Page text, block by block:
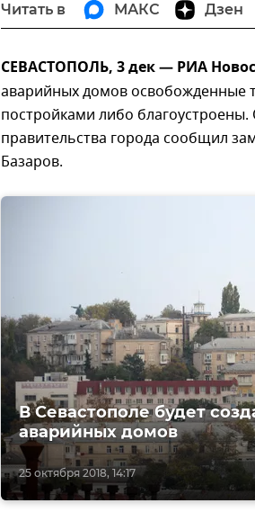
Читать в МАКС Дзен
СЕВАСТОПОЛЬ, 3 дек — РИА
аварийных домов освобожденные
постройками либо
правительства города сообщил
Базаров.
25 октября 2018, 14:17
В Севастополе будет
аварийных домов